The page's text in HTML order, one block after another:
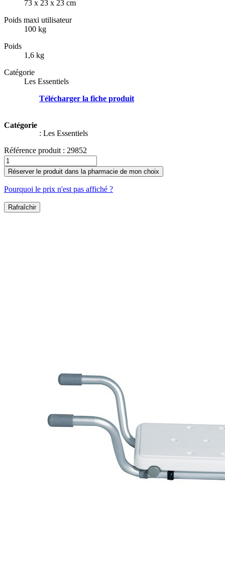
73 x 23 x 23 cm
Poids maxi utilisateur
100 kg
Poids
1,6 kg
Catégorie
Les Essentiels
Télécharger la fiche produit
Catégorie
: Les Essentiels
Référence produit : 29852
Réserver le produit dans la pharmacie de mon choix
Pourquoi le prix n'est pas affiché ?